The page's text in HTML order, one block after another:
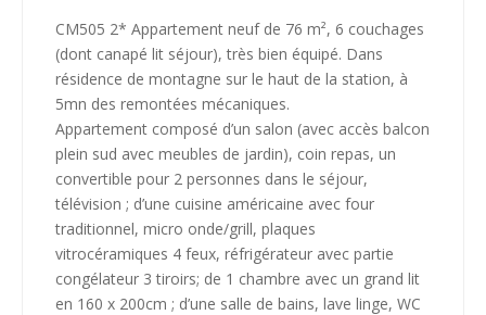
CM505 2* Appartement neuf de 76 m², 6 couchages
(dont canapé lit séjour), très bien équipé. Dans
résidence de montagne sur le haut de la station, à
5mn des remontées mécaniques.
Appartement composé d’un salon (avec accès balcon
plein sud avec meubles de jardin), coin repas, un
convertible pour 2 personnes dans le séjour,
télévision ; d’une cuisine américaine avec four
traditionnel, micro onde/grill, plaques
vitrocéramiques 4 feux, réfrigérateur avec partie
congélateur 3 tiroirs; de 1 chambre avec un grand lit
en 160 x 200cm ; d’une salle de bains, lave linge, WC